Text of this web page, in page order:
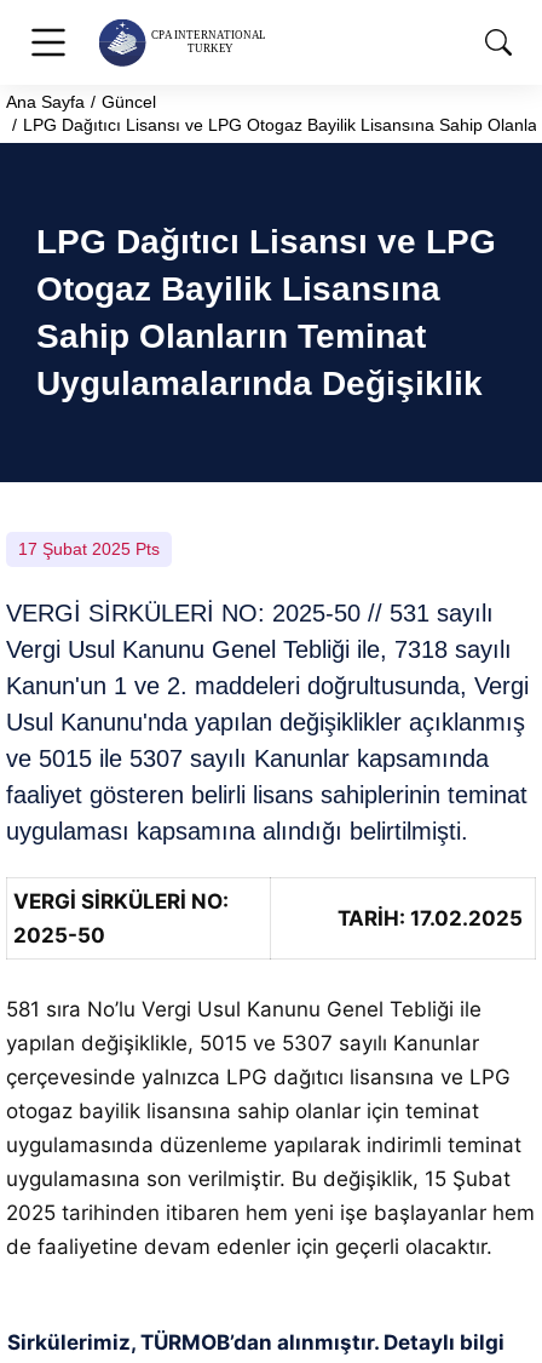
You are here:
Ana Sayfa
Güncel
LPG Dağıtıcı Lisansı ve LPG Otogaz Bayilik Lisansına Sahip
LPG Dağıtıcı Lisansı ve LPG
Otogaz Bayilik Lisansına
Sahip Olanların Teminat
Uygulamalarında Değişiklik
17 Şubat 2025 Pts
VERGİ SİRKÜLERİ NO: 2025-50 // 531 sayılı
Vergi Usul Kanunu Genel Tebliği ile, 7318 sayılı
Kanun'un 1 ve 2. maddeleri doğrultusunda, Vergi
Usul Kanunu'nda yapılan değişiklikler açıklanmış
ve 5015 ile 5307 sayılı Kanunlar kapsamında
faaliyet gösteren belirli lisans sahiplerinin teminat
uygulaması kapsamına alındığı belirtilmişti.
VERGİ SİRKÜLERİ NO:
2025-50
TARİH: 17.02.2025
581 sıra No’lu Vergi Usul Kanunu Genel Tebliği ile
yapılan değişiklikle, 5015 ve 5307 sayılı Kanunlar
çerçevesinde yalnızca LPG dağıtıcı lisansına ve LPG
otogaz bayilik lisansına sahip olanlar için teminat
uygulamasında düzenleme yapılarak indirimli teminat
uygulamasına son verilmiştir. Bu değişiklik, 15 Şubat
2025 tarihinden itibaren hem yeni işe başlayanlar hem
de faaliyetine devam edenler için geçerli olacaktır.
Sirkülerimiz, TÜRMOB’dan alınmıştır. Detaylı bilgi